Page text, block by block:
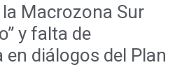
Macrozona Sur
y falta de
diálogos del Plan